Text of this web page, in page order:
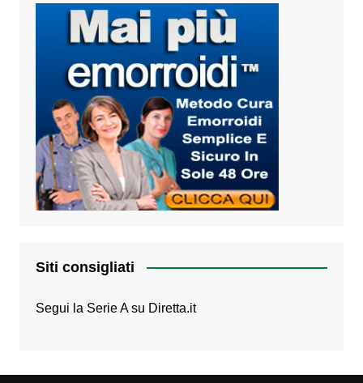
Siti consigliati
Segui la Serie A su Diretta.it